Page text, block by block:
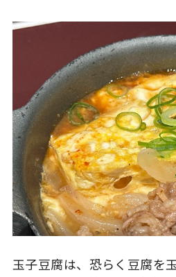
玉子豆腐は、恐らく豆腐を